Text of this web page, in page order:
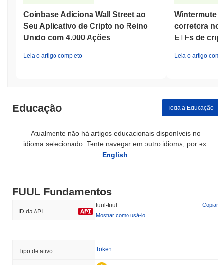
Coinbase Adiciona Wall Street ao
Seu Aplicativo de Cripto no Reino
Unido com 4.000 Ações
Leia o artigo completo
corretora
ETFs de
Leia o artigo
Educação Toda a Educação
Atualmente não há artigos educacionais disponíveis no
idioma selecionado. Tente navegar em outro idioma, por ex.
English.
FUUL Fundamentos
ID da API
fuul-fuul
Copiar
Mostrar como usá-lo
Tipo de ativo Token